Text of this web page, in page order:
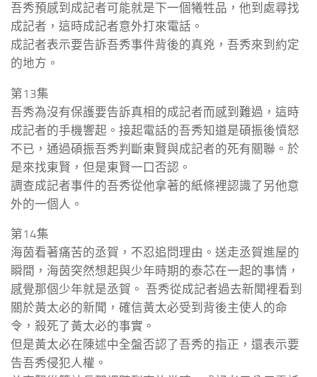
吾秀預感到成記者可能就是下一個犧牲品，他到處尋找
成記者，這時成記者意外打來電話。
成記者表示要告訴吾秀事件背後的真兇，吾秀來到約定
的地方。
第13集
吾秀為沒有保護要告訴真相的成記者而感到難過，這時
成記者的手機響起。接起電話的吾秀知道是碩振後憤怒
不已，通過碩振吾秀判斷東賢與成記者的死有關聯。於
是來找東賢，但是東賢一口否認。
調查成記者事件的吾秀從他拿著的紙條裡認識了另他意
外的一個人。
第14集
海茵看著痛苦的丞賀，不忍追問理由。送走丞賀進屋的
瞬間，海茵突然想起與少年時期的泰芯在一起的事情，
感覺那個少年就是丞賀。 吾秀從成記者過去新聞裡看到
關於黃太必的新聞，確信黃太必受到背後主使人的命
令，殺死了黃太必的事實。
但是黃太必在陳述中全盤否認了吾秀的指正，還表示要
告吾秀侵犯人權。